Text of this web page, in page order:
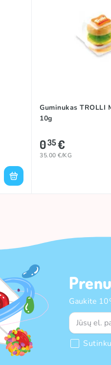
Guminukas TROLLI
10g
035€
35.00 €/KG
Gaukite